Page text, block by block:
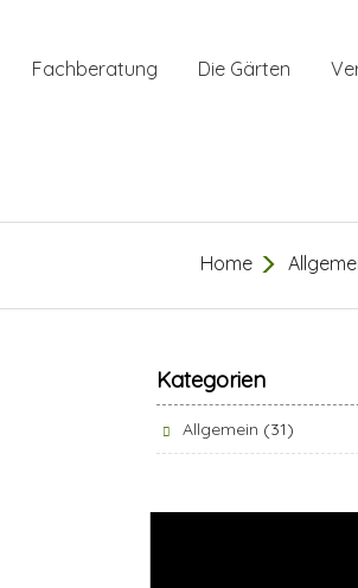
Fachberatung Die Gärten
Home
Kategorien
Allgemein (31)